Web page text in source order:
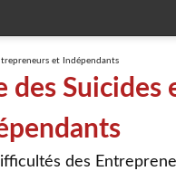
des
des